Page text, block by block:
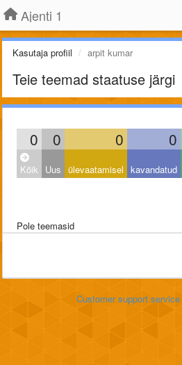
Ajenti 1
Kasutaja profiil arpit kumar
Teie teemad staatuse järgi
0 0 0 0
Kõik Uus ülevaatamisel kavandatud
Pole teemasid
Customer support service